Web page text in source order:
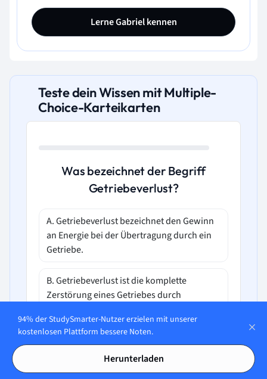
Lerne Gabriel kennen
Teste dein Wissen mit Multiple-
Choice-Karteikarten
Was bezeichnet der Begriff
Getriebeverlust?
A. Getriebeverlust bezeichnet den Gewinn
an Energie bei der Übertragung durch ein
Getriebe.
B. Getriebeverlust ist die komplette
Zerstörung eines Getriebes durch
bei der Übertragung mechanischer
Leistung durch ein Getriebe.
94% der StudySmarter-Nutzer erzielen mit unserer
kostenlosen Plattform bessere Noten.
Herunterladen